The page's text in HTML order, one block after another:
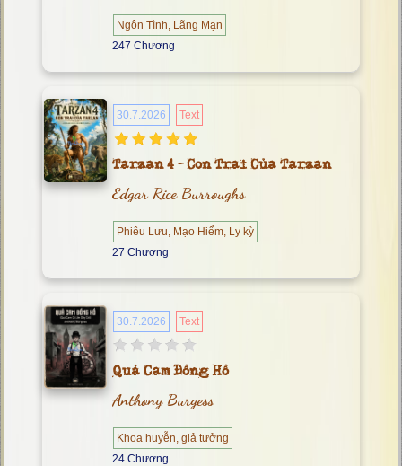
Ngôn Tình, Lãng Mạn
247 Chương
30.7.2026 Text
Tarzan 4 - Con Trai Của Tarzan
Edgar Rice Burroughs
Phiêu Lưu, Mạo Hiểm, Ly kỳ
27 Chương
30.7.2026 Text
Quả Cam Đồng Hồ
Anthony Burgess
Khoa huyễn, giả tưởng
24 Chương